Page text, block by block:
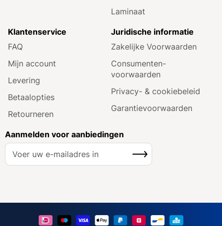
Laminaat
Klantenservice
FAQ
Mijn account
Levering
Betaalopties
Retourneren
Juridische informatie
Zakelijke Voorwaarden
Consumenten­
voorwaarden
Privacy- & cookiebeleid
Garantie­voorwaarden
Aanmelden voor aanbiedingen
A
e
Inschrijven